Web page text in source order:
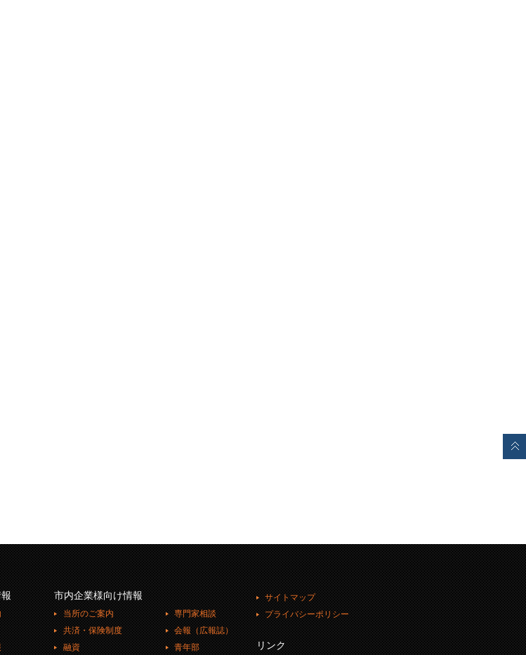
市内企業様向け情報
当所のご案内
共済・保険制度
融資
専門家相談
会報（広報誌）
青年部
サイトマップ
プライバシーポリシー
リンク